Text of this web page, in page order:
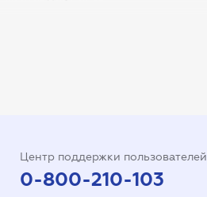
Центр поддержки пользователей
0-800-210-103